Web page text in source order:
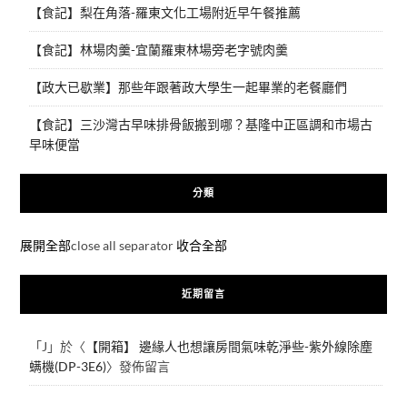
【食記】梨在角落-羅東文化工場附近早午餐推薦
【食記】林場肉羹-宜蘭羅東林場旁老字號肉羹
【政大已歇業】那些年跟著政大學生一起畢業的老餐廳們
【食記】三沙灣古早味排骨飯搬到哪？基隆中正區調和市場古
早味便當
分類
展開全部close all separator 收合全部
近期留言
「J 」於〈 【開箱】 邊緣人也想讓房間氣味乾淨些-紫外線除塵
螨機(DP-3E6)〉發佈留言